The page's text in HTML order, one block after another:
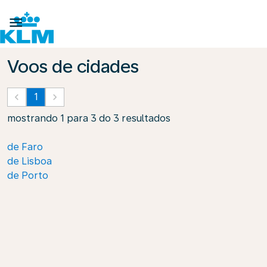

Voos de cidades
keyboard_arrow_left 1 keyboard_arrow_right
mostrando 1 para 3 do 3 resultados
de Faro
de Lisboa
de Porto